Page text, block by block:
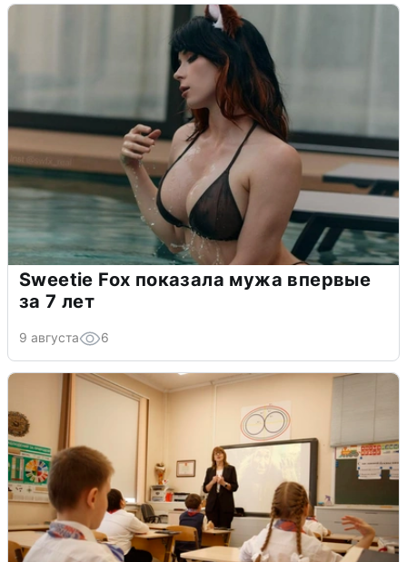
Sweetie Fox показала мужа впервые
за 7 лет
9 августа 6